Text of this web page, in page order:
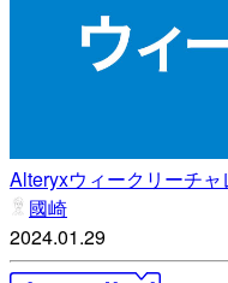
Alteryxウィークリーチャ
國崎
2024.01.29